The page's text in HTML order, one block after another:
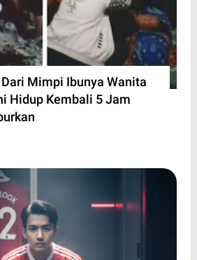
Mimpi Ibunya Wanita
Hidup Kembali 5 Jam